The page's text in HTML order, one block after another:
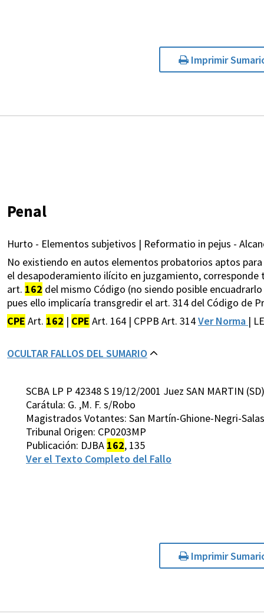
Imprimir
Penal
Hurto - Elementos subjetivos | Reformatio in pejus -
No existiendo en autos elementos probatorios aptos
el desapoderamiento ilícito en juzgamiento,
art. 162 del mismo Código (no siendo posible
pues ello implicaría transgredir el art. 314 del Código de
CPE Art. 162 | CPE Art. 164 | CPPB Art. 314Ver Norma |
OCULTAR FALLOS DEL SUMARIO
SCBA LP P 42348 S 19/12/2001 Juez SAN MARTIN (SD)
Carátula: G. ,M. F. s/Robo
Magistrados Votantes: San Martín-Ghione-Negri-
Tribunal Origen: CP0203MP
Publicación: DJBA 162, 135
Ver el Texto Completo del Fallo
Imprimir